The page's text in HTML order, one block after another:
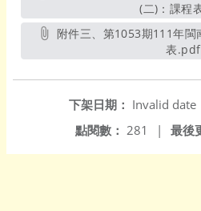
(二)：課程
表.pdf
下架日期： Invalid date
最後
點閱數： 281 |